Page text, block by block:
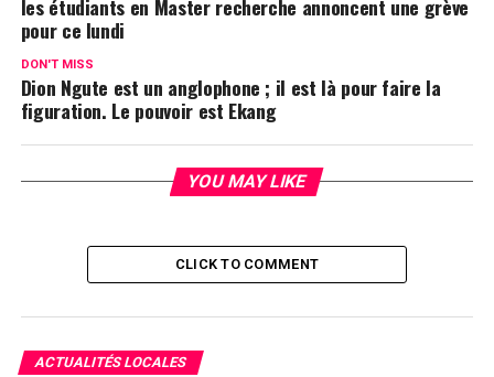
les étudiants en Master recherche annoncent une grève
pour ce lundi
DON'T MISS
Dion Ngute est un anglophone ; il est là pour faire la
figuration. Le pouvoir est Ekang
YOU MAY LIKE
CLICK TO COMMENT
ACTUALITÉS LOCALES